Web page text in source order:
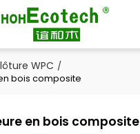
WPC /
bois composite
en bois composite